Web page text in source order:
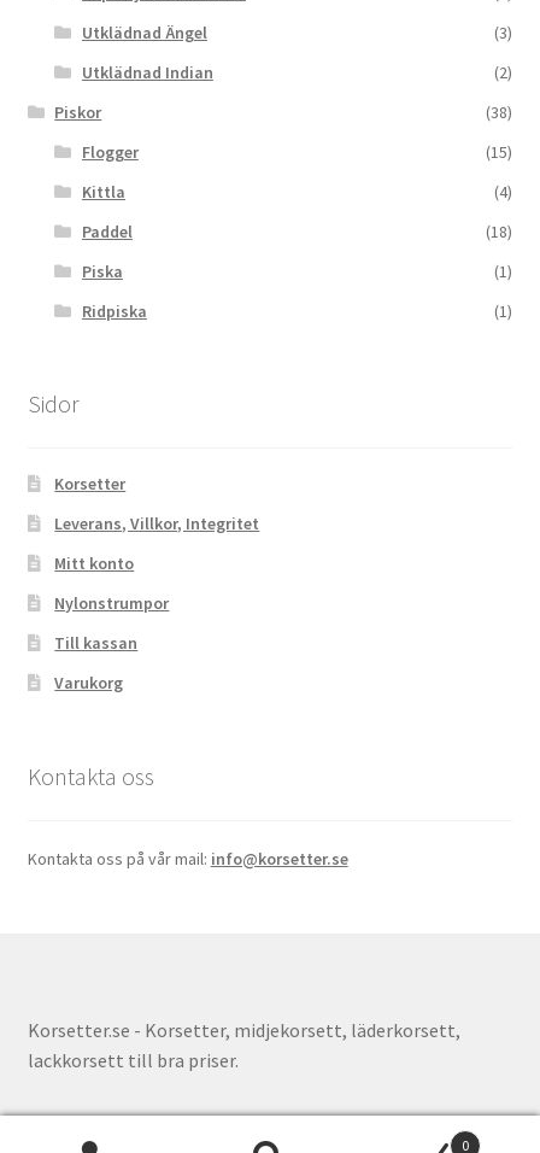
Utklädnad Ängel
(3)
Utklädnad Indian
(2)
Piskor
(38)
Flogger
(15)
Kittla
(4)
Paddel
(18)
Piska
(1)
Ridpiska
(1)
Sidor
Korsetter
Leverans, Villkor, Integritet
Mitt konto
Nylonstrumpor
Till kassan
Varukorg
Kontakta oss
Kontakta oss på vår mail: info@korsetter.se
Korsetter.se - Korsetter, midjekorsett, läderkorsett,
lackkorsett till bra priser.
0